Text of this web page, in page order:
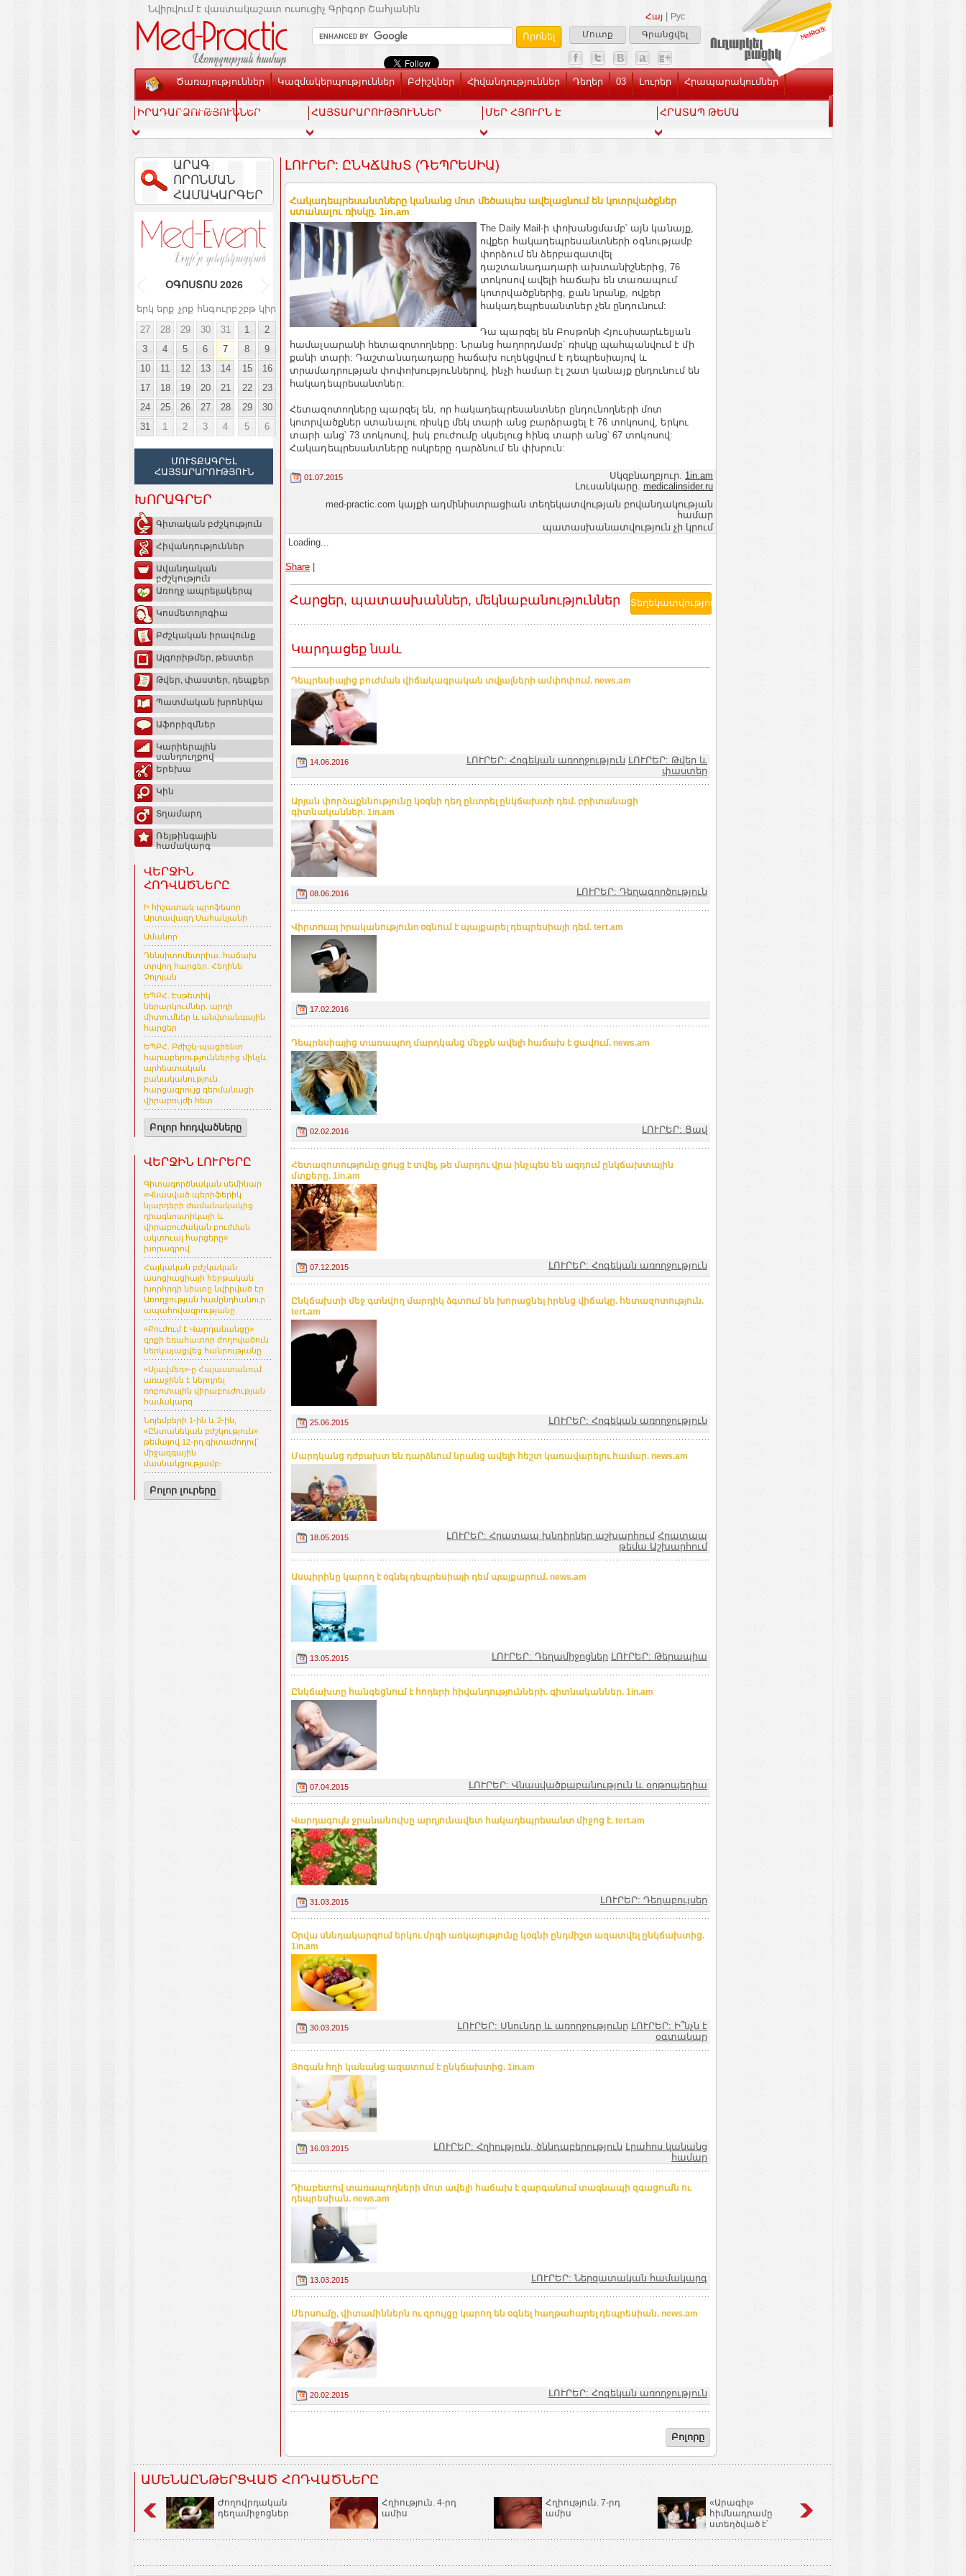
Հայ
Рус
Մուտք
Գրանցվել
Նվիրվում է վաստակաշատ ուսուցիչ Գրիգոր Շահյանին
Ծառայություններ Կազմակերպություններ Բժիշկներ Հիվանդություններ Դեղեր 03 Լուրեր Հրապարակումներ
Տեսասրահ Կապ
ԻՐԱԴԱՐՁՈՒԹՅՈՒՆՆԵՐ ՀԱՅՏԱՐԱՐՈՒԹՅՈՒՆՆԵՐ ՄԵՐ ՀՅՈՒՐՆ Է ՀՐԱՏԱՊ ԹԵՄԱ
ԱՐԱԳ
ՈՐՈՆՄԱՆ
ՀԱՄԱԿԱՐԳԵՐ
ՕԳՈՍՏՈՍ 2026
երկ երք չրք հնգուրբ շբթ կիր
27
28 29 30 31 1
2
3
4 5 6 7 8
9
10
11 12 13 14 15
16
17
18 19 20 21 22
23
24
25 26 27 28 29
30
31
1 2 3 4 5 6
ՄՈՒՏՔԱԳՐԵԼ
ՀԱՅՏԱՐԱՐՈՒԹՅՈՒՆ
ԽՈՐԱԳՐԵՐ
Գիտական բժշկություն
Հիվանդություններ
Ավանդական
բժշկություն
Առողջ ապրելակերպ
Կոսմետոլոգիա
Բժշկական իրավունք
Ալգորիթմեր, թեստեր
Թվեր, փաստեր, դեպքեր
Պատմական խրոնիկա
Աֆորիզմներ
Կարիերային
սանդուղքով
Երեխա
Կին
Տղամարդ
Ռեյթինգային
համակարգ
ՎԵՐՋԻՆ
ՀՈԴՎԱԾՆԵՐԸ
Ի հիշատակ պրոֆեսոր
Արտավազդ Սահակյանի
Ամանոր
Դենսիտոմետրիա. հաճախ
տրվող հարցեր. Հեղինե
Չոլոյան
ԵՊԲՀ. Էսթետիկ
ներարկումներ. արդի
միտումներ և անվտանգային
հարցեր
ԵՊԲՀ. Բժիշկ-պացիենտ
հարաբերություններից մինչև
արհեստական
բանականություն.
հարցազրույց գերմանացի
վիրաբույժի հետ
Բոլոր հոդվածները
ՎԵՐՋԻՆ ԼՈՒՐԵՐԸ
Գիտագործնական սեմինար
«Վնասված պերիֆերիկ
նյարդերի ժամանակակից
դիագնոստիկայի և
վիրաբուժական բուժման
ակտուալ հարցերը»
խորագրով
Հայկական բժշկական
ասոցիացիայի հերթական
խորհրդի նիստը նվիրված էր
Առողջության համընդհանուր
ապահովագրությանը
«Բուժում է Վարդանանցը»
գրքի եռահատոր ժողովածուն
ներկայացվեց հանրությանը
«Սլավմեդ»-ը Հայաստանում
առաջինն է ներդրել
ռոբոտային վիրաբուժության
համակարգ
Նոյեմբերի 1-ին և 2-ին,
«Ընտանեկան բժշկություն»
թեմայով 12-րդ գիտաժողով՝
միջազգային
մասնակցությամբ։
Բոլոր լուրերը
ԼՈՒՐԵՐ: ԸՆԿՃԱԽՏ (ԴԵՊՐԵՍԻԱ)
Հակադեպրեսանտները կանանց մոտ մեծապես ավելացնում են կոտրվածքներ
ստանալու ռիսկը. 1in.am
The Daily Mail-ի փոխանցմամբ՝ այն կանայք,
ովքեր հակադեպրեսանտների օգնությամբ
փորձում են ձերբազատվել
դաշտանադադարի ախտանիշներից, 76
տոկոսով ավելի հաճախ են տառապում
կոտրվածքներից, քան նրանք, ովքեր
հակադեպրեսանտներ չեն ընդունում:
Դա պարզել են Բոսթոնի Հյուսիսարևելյան
համալսարանի հետազոտողները: Նրանց հաղորդմամբ՝ ռիսկը պահպանվում է մի
քանի տարի: Դաշտանադադարը հաճախ ուղեկցվում է դեպրեսիայով և
տրամադրության փոփոխություններով, ինչի համար էլ շատ կանայք ընդունում են
հակադեպրեսանտներ:
Հետազոտողները պարզել են, որ հակադեպրեսանտներ ընդունողների մոտ
կոտրվածքներ ստանալու ռիսկը մեկ տարի անց բարձրացել է 76 տոկոսով, երկու
տարի անց՝ 73 տոկոսով, իսկ բուժումը սկսելուց հինգ տարի անց՝ 67 տոկոսով:
Հակադեպրեսանտները ոսկրերը դարձնում են փխրուն:
01.07.2015 Սկզբնաղբյուր. 1in.am
Լուսանկարը. medicalinsider.ru
med-practic.com կայքի ադմինիստրացիան տեղեկատվության բովանդակության
համար
պատասխանատվություն չի կրում
Loading...
Share
Հարցեր, պատասխաններ, մեկնաբանություններ
Կարդացեք նաև
Դեպրեսիայից բուժման վիճակագրական տվյալների ամփոփում. news.am
14.06.2016 ԼՈՒՐԵՐ: Հոգեկան առողջություն ԼՈՒՐԵՐ: Թվեր և
փաստեր
Արյան փորձաքննությունը կօգնի դեղ ընտրել ընկճախտի դեմ. բրիտանացի
գիտնականներ. 1in.am
08.06.2016 ԼՈՒՐԵՐ: Դեղագործություն
Վիրտուալ իրականությունn օգնում է պայքարել դեպրեսիայի դեմ. tert.am
17.02.2016
Դեպրեսիայից տառապող մարդկանց մեջքն ավելի հաճախ է ցավում. news.am
02.02.2016 ԼՈՒՐԵՐ: Ցավ
Հետազոտությունը ցույց է տվել, թե մարդու վրա ինչպես են ազդում ընկճախտային
մտքերը. 1in.am
07.12.2015 ԼՈՒՐԵՐ: Հոգեկան առողջություն
Ընկճախտի մեջ գտնվող մարդիկ ձգտում են խորացնել իրենց վիճակը. հետազոտություն.
tert.am
25.06.2015 ԼՈՒՐԵՐ: Հոգեկան առողջություն
Մարդկանց դժբախտ են դարձնում նրանց ավելի հեշտ կառավարելու համար. news.am
18.05.2015 ԼՈՒՐԵՐ: Հրատապ խնդիրներ աշխարհում Հրատապ
թեմա Աշխարհում
Ասպիրինը կարող է օգնել դեպրեսիայի դեմ պայքարում. news.am
13.05.2015 ԼՈՒՐԵՐ: Դեղամիջոցներ ԼՈՒՐԵՐ: Թերապիա
Ընկճախտը հանգեցնում է հոդերի հիվանդությունների. գիտնականներ. 1in.am
07.04.2015 ԼՈՒՐԵՐ: Վնասվածքաբանություն և օրթոպեդիա
Վարդագույն ջրանանուխը արդյունավետ հակադեպրեսանտ միջոց է. tert.am
31.03.2015 ԼՈՒՐԵՐ: Դեղաբույսեր
Օրվա սննդակարգում երկու մրգի առկայությունը կօգնի ընդմիշտ ազատվել ընկճախտից.
1in.am
30.03.2015 ԼՈՒՐԵՐ: Սնունդը և առողջությունը ԼՈՒՐԵՐ: Ի՞նչն է
օգտակար
Յոգան հղի կանանց ազատում է ընկճախտից. 1in.am
16.03.2015 ԼՈՒՐԵՐ: Հղիություն, ծննդաբերություն Լրահոս կանանց
համար
Դիաբետով տառապողների մոտ ավելի հաճախ է զարգանում տագնապի զգացումն ու
դեպրեսիան. news.am
13.03.2015 ԼՈՒՐԵՐ: Ներզատական համակարգ
Մերսումը, վիտամիններն ու զրույցը կարող են օգնել հաղթահարել դեպրեսիան. news.am
20.02.2015 ԼՈՒՐԵՐ: Հոգեկան առողջություն
Բոլորը
ԱՄԵՆԱԸՆԹԵՐՑՎԱԾ ՀՈԴՎԱԾՆԵՐԸ
Ժողովրդական
դեղամիջոցներ
Հղիություն. 4-րդ
ամիս
Հղիություն. 7-րդ
ամիս
«Արագիլ»
հիմնադրամը
ստեղծված է՝